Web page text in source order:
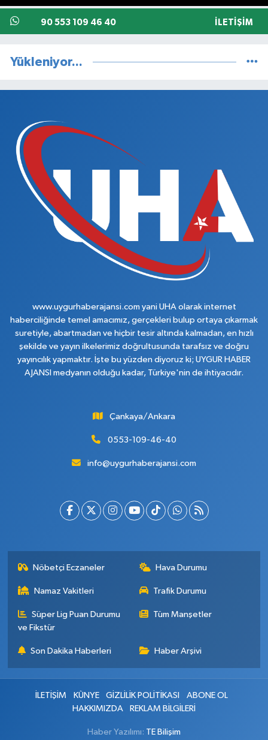
90 553 109 46 40 İLETIŞIM
Yükleniyor...
www.uygurhaberajansi.com yani UHA olarak internet
haberciliğinde temel amacımız, gerçekleri bulup ortaya çıkarmak
suretiyle, abartmadan ve hiçbir tesir altında kalmadan, en hızlı
şekilde ve yayın ilkelerimiz doğrultusunda tarafsız ve doğru
yayıncılık yapmaktır. İşte bu yüzden diyoruz ki; UYGUR HABER
AJANSI medyanın olduğu kadar, Türkiye'nin de ihtiyacıdır.
Çankaya/Ankara
0553-109-46-40
info@uygurhaberajansi.com
Nöbetçi Eczaneler Hava Durumu
Namaz Vakitleri Trafik Durumu
Süper Lig Puan Durumu
ve Fikstür
Tüm Manşetler
Son Dakika Haberleri Haber Arşivi
İLETİŞİM KÜNYE GİZLİLİK POLİTİKASI
ABONE OL
HAKKIMIZDA
REKLAM BİLGİLERİ
Haber Yazılımı: TE Bilişim